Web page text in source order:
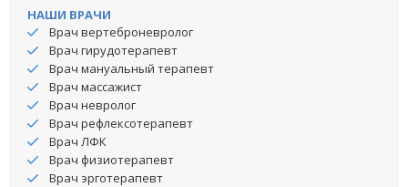
НАШИ ВРАЧИ
Врач вертеброневролог
Врач гирудотерапевт
Врач мануальный терапевт
Врач массажист
Врач невролог
Врач рефлексотерапевт
Врач ЛФК
Врач физиотерапевт
Врач эрготерапевт